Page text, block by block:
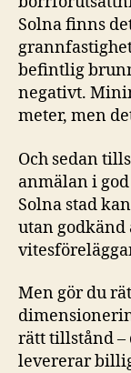
Solna finns
befintlig
negativt.
meter, men
Och sedan
anmälan i
Solna stad
utan
Men gör du
rätt tillstånd –
levererar